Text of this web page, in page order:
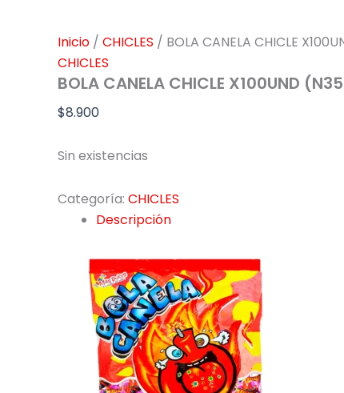
Inicio / CHICLES / BOLA CANELA CHICLE
CHICLES
BOLA CANELA CHICLE X100UND
$8.900
Sin existencias
Categoría: CHICLES
Descripción